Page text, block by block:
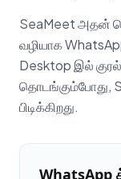
SeaMeet அதன்
வழியாக
Desktop இல்
தொடங்கும்போது,
பிடிக்கிறது.
WhatsApp